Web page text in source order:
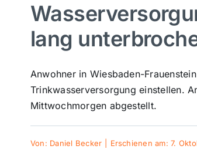
lang
Anwohner in Wiesbaden-
Trinkwasserversorgung einstellen.
Mittwochmorgen abgestellt.
Von: Daniel Becker Erschienen am: 7.